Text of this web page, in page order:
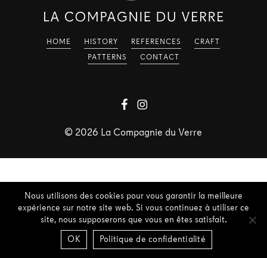
HOME HISTORY REFERENCES CRAFT
PATTERNS CONTACT
© 2026 La Compagnie du Verre
Nous utilisons des cookies pour vous garantir la meilleure
expérience sur notre site web. Si vous continuez à utiliser ce
site, nous supposerons que vous en êtes satisfait.
OK Politique de confidentialité